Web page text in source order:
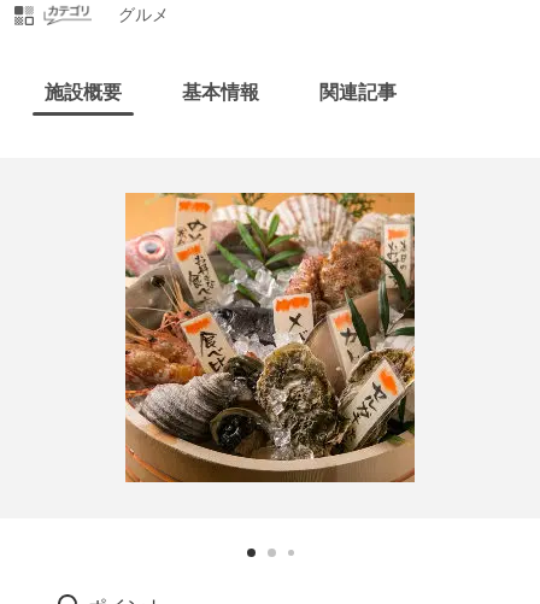
グルメ
施設概要 基本情報 関連記事